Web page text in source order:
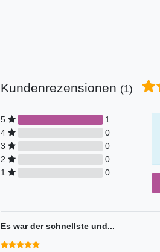
Kundenrezensionen (1)
5
1
4
0
3
0
2
0
1
0
Es war der schnellste und...